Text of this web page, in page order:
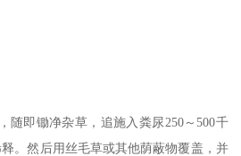
随即锄净杂草，追施入粪尿250～500千
。然后用丝毛草或其他荫蔽物覆盖，并